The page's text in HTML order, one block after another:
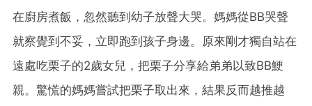
在廚房煮飯，忽然聽到幼子放聲大哭。媽媽從BB哭聲
就察覺到不妥，立即跑到孩子身邊。原來剛才獨自站在
遠處吃栗子的2歲女兒，把栗子分享給弟弟以致BB鯁
親。驚慌的媽媽嘗試把栗子取出來，結果反而越推越